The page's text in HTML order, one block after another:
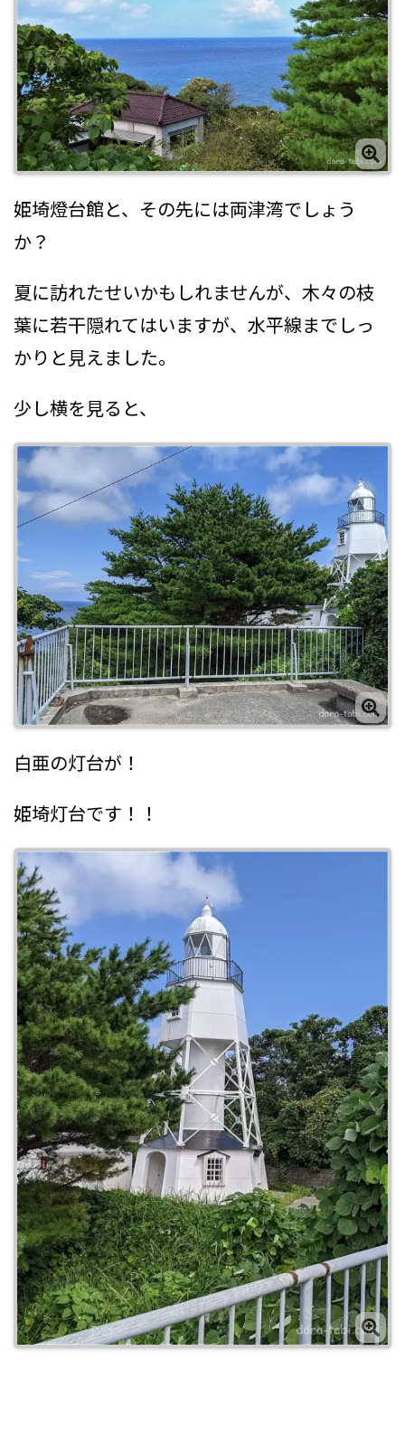
姫埼燈台館と、その先には両津湾でしょう
か？
夏に訪れたせいかもしれませんが、木々の枝
葉に若干隠れてはいますが、水平線までしっ
かりと見えました。
少し横を見ると、
白亜の灯台が！
姫埼灯台です！！